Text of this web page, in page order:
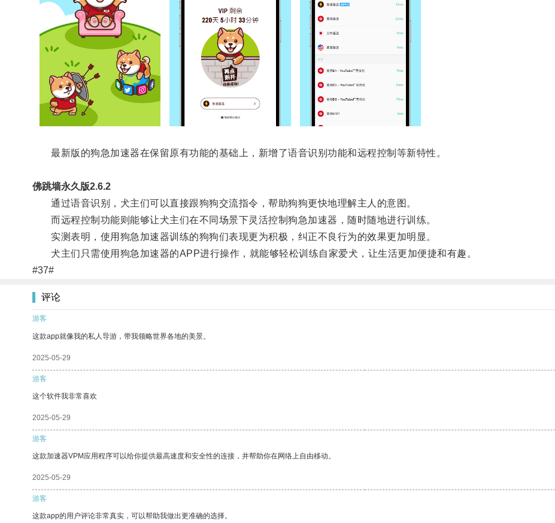
最新版的狗急加速器在保留原有功能的基础上，新增了语音识别功能和远程控制等新特性。
佛跳墙永久版2.6.2
通过语音识别，犬主们可以直接跟狗狗交流指令，帮助狗狗更快地理解主人的意图。
而远程控制功能则能够让犬主们在不同场景下灵活控制狗急加速器，随时随地进行训练。
实测表明，使用狗急加速器训练的狗狗们表现更为积极，纠正不良行为的效果更加明显。
犬主们只需使用狗急加速器的APP进行操作，就能够轻松训练自家爱犬，让生活更加便捷和有趣。
#37#
评论
游客
这款app就像我的私人导游，带我领略世界各地的美景。
2025-05-29
游客
这个软件我非常喜欢
2025-05-29
游客
这款加速器VPM应用程序可以给你提供最高速度和安全性的连接，并帮助你在网络上自由移动。
2025-05-29
游客
这款app的用户评论非常真实，可以帮助我做出更准确的选择。